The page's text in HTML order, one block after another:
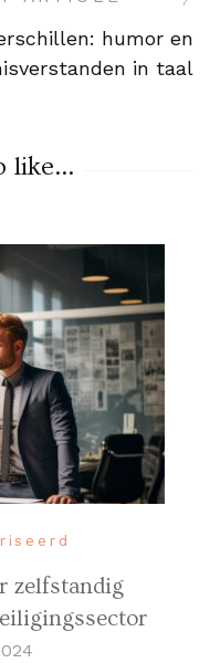
humor en
in taal
like...
zelfstandig